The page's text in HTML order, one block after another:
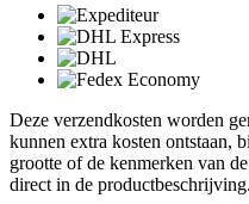
Deze verzendkosten worden
kunnen extra kosten ontstaan,
grootte of de kenmerken van
direct in de productbeschrijving.